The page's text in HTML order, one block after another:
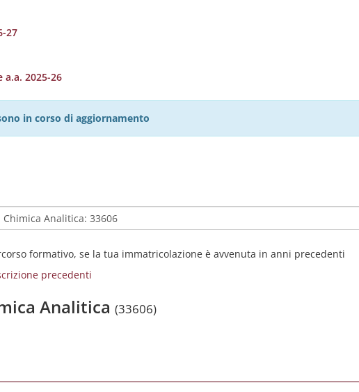
27
2025-26
in corso di aggiornamento
formativo, se la tua immatricolazione è avvenuta in anni precedenti
precedenti
Analitica (33606)